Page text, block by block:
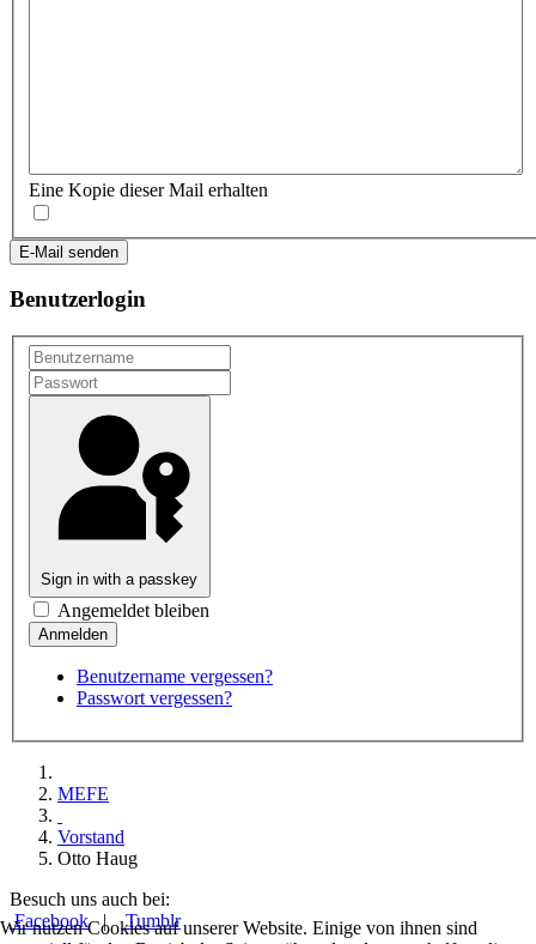
Eine Kopie dieser Mail erhalten
E-Mail senden
Benutzerlogin
Sign in with a passkey
Angemeldet bleiben
Benutzername vergessen?
Passwort vergessen?
MEFE
Vorstand
Otto Haug
Besuch uns auch bei:
Facebook|Tumblr
Wir nutzen Cookies auf unserer Website. Einige von ihnen sind